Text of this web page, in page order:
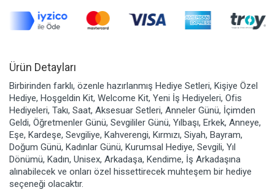
Ürün Detayları
Birbirinden farklı, özenle hazırlanmış Hediye Setleri, Kişiye Özel
Hediye, Hoşgeldin Kit, Welcome Kit, Yeni İş Hediyeleri, Ofis
Hediyeleri, Takı, Saat, Aksesuar Setleri, Anneler Günü, İçimden
Geldi, Öğretmenler Günü, Sevgililer Günü, Yılbaşı, Erkek, Anneye,
Eşe, Kardeşe, Sevgiliye, Kahverengi, Kırmızı, Siyah, Bayram,
Doğum Günü, Kadınlar Günü, Kurumsal Hediye, Sevgili, Yıl
Dönümü, Kadın, Unisex, Arkadaşa, Kendime, İş Arkadaşına
alınabilecek ve onları özel hissettirecek muhteşem bir hediye
seçeneği olacaktır.